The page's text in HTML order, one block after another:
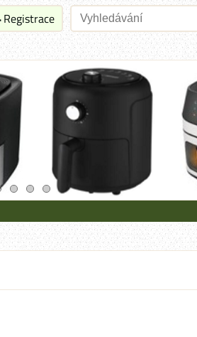
Registrace